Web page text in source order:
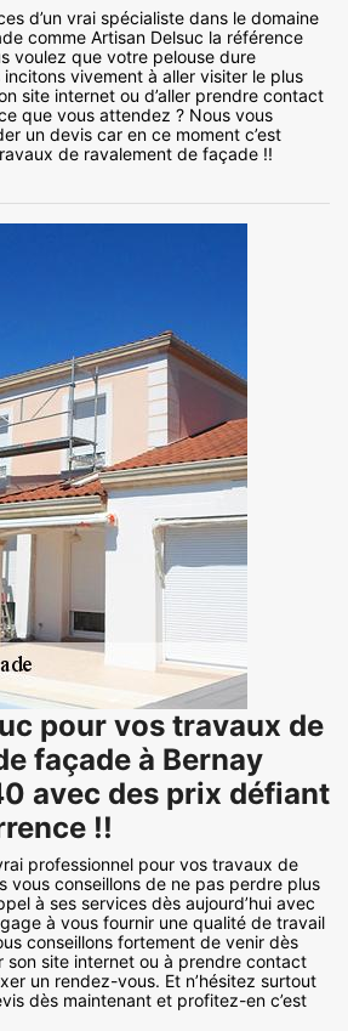
d’un vrai spécialiste dans le domaine
comme Artisan Delsuc la référence
voulez que votre pelouse dure
vivement à aller visiter le plus
site internet ou d’aller prendre contact
que vous attendez ? Nous vous
un devis car en ce moment c’est
de ravalement de façade !!
pour vos travaux de
façade à Bernay
avec des prix défiant
!!
professionnel pour vos travaux de
vous conseillons de ne pas perdre plus
à ses services dès aujourd’hui avec
à vous fournir une qualité de travail
conseillons fortement de venir dès
son site internet ou à prendre contact
un rendez-vous. Et n’hésitez surtout
dès maintenant et profitez-en c’est